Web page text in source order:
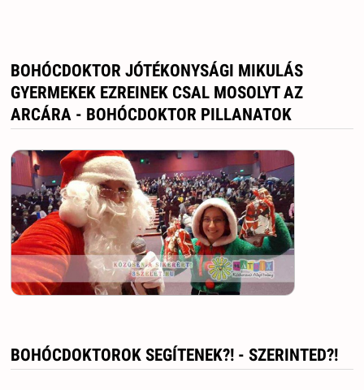
BOHÓCDOKTOR JÓTÉKONYSÁGI MIKULÁS
GYERMEKEK EZREINEK CSAL MOSOLYT AZ
ARCÁRA - BOHÓCDOKTOR PILLANATOK
BOHÓCDOKTOROK SEGÍTENEK?! - SZERINTED?!